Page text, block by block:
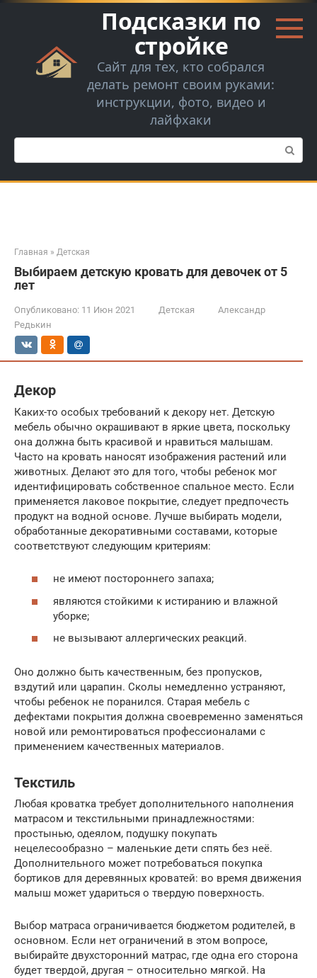
Перейти
Подсказки по
стройке
Сайт для тех, кто собрался
делать ремонт своим руками:
инструкции, фото, видео и
лайфхаки
Поиск:
Главная » Детская
Выбираем детскую кровать для девочек от 5
лет
Опубликовано: 11 Июн 2021 Детская
Александр
Редькин
Декор
Каких-то особых требований к декору нет. Детскую
мебель обычно окрашивают в яркие цвета, поскольку
она должна быть красивой и нравиться малышам.
Часто на кровать наносят изображения растений или
животных. Делают это для того, чтобы ребенок мог
идентифицировать собственное спальное место. Если
применяется лаковое покрытие, следует предпочесть
продукт на водной основе. Лучше выбирать модели,
обработанные декоративными составами, которые
соответствуют следующим критериям:
не имеют постороннего запаха;
являются стойкими к истиранию и влажной
уборке;
не вызывают аллергических реакций.
Оно должно быть качественным, без пропусков,
вздутий или царапин. Сколы немедленно устраняют,
чтобы ребенок не поранился. Старая мебель с
дефектами покрытия должна своевременно заменяться
новой или ремонтироваться профессионалами с
применением качественных материалов.
Текстиль
Любая кроватка требует дополнительного наполнения
матрасом и текстильными принадлежностями:
простынью, одеялом, подушку покупать
нецелесообразно – маленькие дети спять без неё.
Дополнительного может потребоваться покупка
бортиков для деревянных кроватей: во время движения
малыш может удариться о твердую поверхность.
Выбор матраса ограничивается бюджетом родителей, в
основном. Если нет ограничений в этом вопросе,
выбирайте двухсторонний матрас, где одна его сторона
будет твердой, другая – относительно мягкой. На